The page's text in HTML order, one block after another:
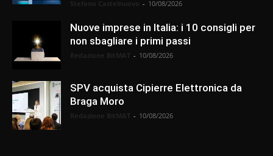
- 10/08/2026
Nuove imprese in Italia: i 10 consigli per
non sbagliare i primi passi
- 10/08/2026
SPV acquista Cipierre Elettronica da
Braga Moro
- 10/08/2026